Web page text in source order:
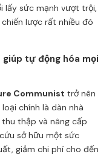
lấy sức mạnh vượt trội,
lược rất nhiều đó
tự động hóa mọi
Communist trở nên
chính là dàn nhà
thập và nâng cấp
sở hữu một sức
giảm chi phí cho đến